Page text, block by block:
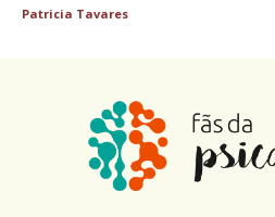
Patricia Tavares